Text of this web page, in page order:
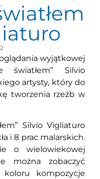
wyjątkowej
światłem” Silvio
artysty, który do
tworzenia rzeźb w
Silvio Vigliaturo
i 8 prac malarskich.
o wielowiekowej
można zobaczyć
koloru kompozycje